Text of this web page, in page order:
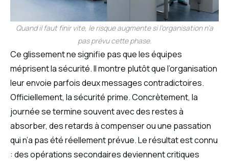
Quand il faut finir vite, le risque augmente si l’organisation n’a
pas prévu cette phase.
Ce glissement ne signifie pas que les équipes
méprisent la sécurité. Il montre plutôt que l’organisation
leur envoie parfois deux messages contradictoires.
Officiellement, la sécurité prime. Concrètement, la
journée se termine souvent avec des restes à
absorber, des retards à compenser ou une passation
qui n’a pas été réellement prévue. Le résultat est connu
: des opérations secondaires deviennent critiques